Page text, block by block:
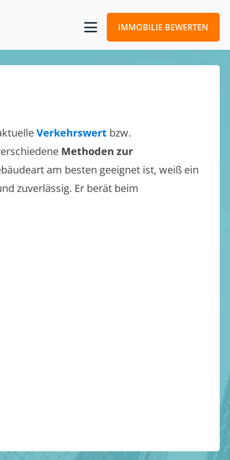
IMMOBILIE BEWERTEN
Verkehrswert bzw.
Methoden zur
am besten geeignet ist, weiß ein
zuverlässig. Er berät beim